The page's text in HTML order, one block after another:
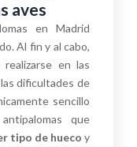
aves
en Madrid
Al fin y al cabo,
en las
dificultades de
sencillo
que
tipo de hueco y